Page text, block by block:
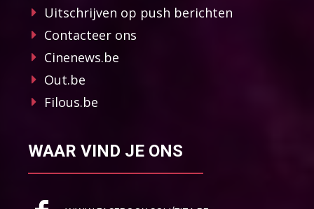
Uitschrijven op push berichten
Contacteer ons
Cinenews.be
Out.be
Filous.be
WAAR VIND JE ONS